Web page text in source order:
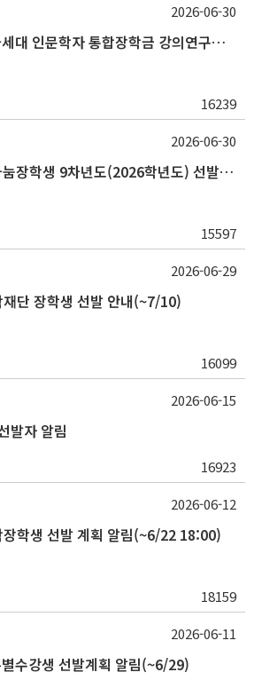
2026학년도 2학기 차세대 인문학자 통합장학금 강의연구조교 선발 안내(~7/8)
16239
2026-06-30
SK에코플랜트 인문나눔장학생 9차년도(2026학년도) 선발 안내(~7/20)
15597
2026-06-30
단 장학생 선발 안내(~7/10)
16099
2026-06-29
발자 알림
16923
2026-06-15
학생 선발 계획 알림(~6/22 18:00)
18159
2026-06-12
수강생 선발계획 알림(~6/29)
2026-06-11